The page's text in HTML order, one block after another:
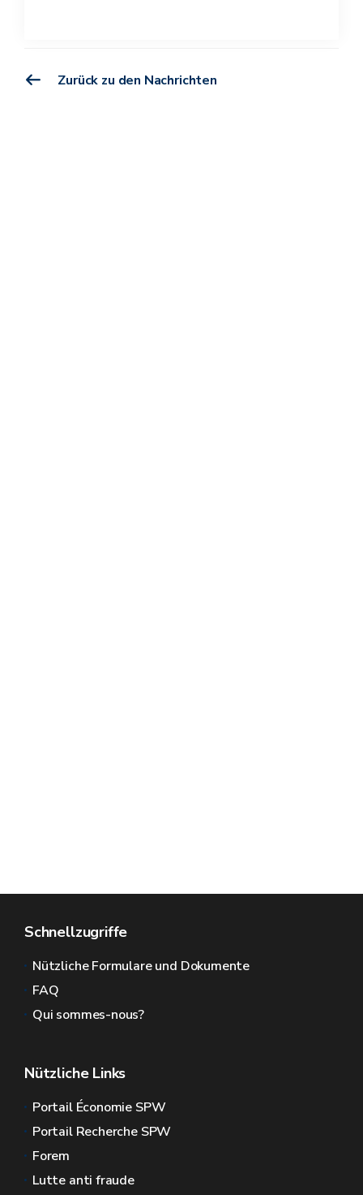
Zurück zu den Nachrichten
Schnellzugriffe
Nützliche Formulare und Dokumente
FAQ
Qui sommes-nous?
Nützliche Links
Portail Économie SPW
Portail Recherche SPW
Forem
Lutte anti fraude